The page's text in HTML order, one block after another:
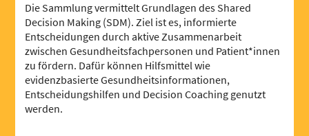
Die Sammlung vermittelt Grundlagen des Shared
Decision Making (SDM). Ziel ist es, informierte
Entscheidungen durch aktive Zusammenarbeit
zwischen Gesundheitsfachpersonen und Patient*innen
zu fördern. Dafür können Hilfsmittel wie
evidenzbasierte Gesundheitsinformationen,
Entscheidungshilfen und Decision Coaching genutzt
werden.